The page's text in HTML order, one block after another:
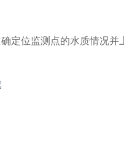
定位监测点的水质情况并